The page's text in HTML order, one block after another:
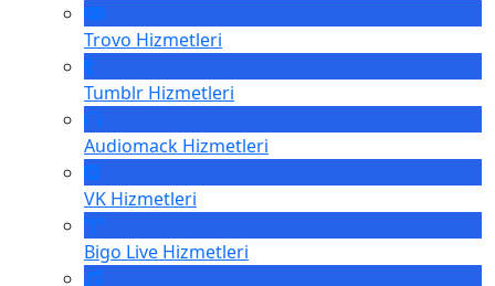
Trovo Hizmetleri
Tumblr Hizmetleri
Audiomack Hizmetleri
VK Hizmetleri
Bigo Live Hizmetleri